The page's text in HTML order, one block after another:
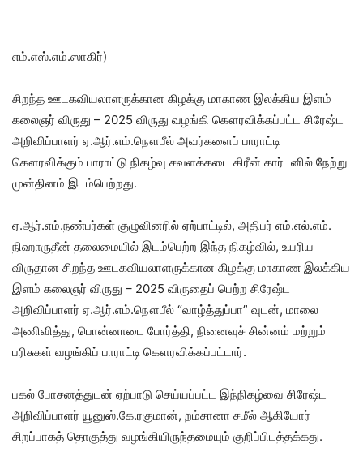
எம்.எஸ்.எம்.ஸாகிர்)
சிறந்த ஊடகவியலாளருக்கான கிழக்கு மாகாண இலக்கிய இளம்
கலைஞர் விருது – 2025 விருது வழங்கி கௌரவிக்கப்பட்ட சிரேஷ்ட
அறிவிப்பாளர் ஏ.ஆர்.எம்.நௌபீல் அவர்களைப் பாராட்டி
கௌரவிக்கும் பாராட்டு நிகழ்வு சவளக்கடை கிரீன் கார்டனில் நேற்று
முன்தினம் இடம்பெற்றது.
ஏ.ஆர்.எம்.நண்பர்கள் குழுவினரில் ஏற்பாட்டில், அதிபர் எம்.எல்.எம்.
நிஹாருதீன் தலைமையில் இடம்பெற்ற இந்த நிகழ்வில், உயரிய
விருதான சிறந்த ஊடகவியலாளருக்கான கிழக்கு மாகாண இலக்கிய
இளம் கலைஞர் விருது – 2025 விருதைப் பெற்ற சிரேஷ்ட
அறிவிப்பாளர் ஏ.ஆர்.எம்.நௌபீல் “வாழ்த்துப்பா” வுடன், மாலை
அணிவித்து, பொன்னாடை போர்த்தி, நினைவுச் சின்னம் மற்றும்
பரிசுகள் வழங்கிப் பாராட்டி கௌரவிக்கப்பட்டார்.
பகல் போசனத்துடன் ஏற்பாடு செய்யப்பட்ட இந்நிகழ்வை சிரேஷ்ட
அறிவிப்பாளர் யூனுஸ்.கே.ரகுமான், றம்சானா சமீல் ஆகியோர்
சிறப்பாகத் தொகுத்து வழங்கியிருந்தமையும் குறிப்பிடத்தக்கது.